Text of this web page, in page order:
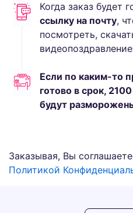
Когда заказ будет
ссылку на почту,
посмотреть,
Если по каким-то
готово в срок, 2100
будут
Заказывая, Вы
Политикой